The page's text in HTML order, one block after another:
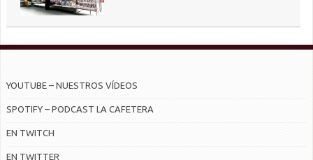
YOUTUBE – NUESTROS VÍDEOS
SPOTIFY – PODCAST LA CAFETERA
EN TWITCH
EN TWITTER